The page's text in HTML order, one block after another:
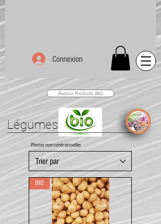
Connexion
Retour Produits BIO
Légumes
Photos non contractuelles
BIO